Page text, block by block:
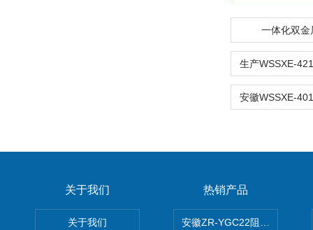
一体化双金
关于我们
关于我们
热销产品
安徽ZR-YGC22阻燃硅橡胶电